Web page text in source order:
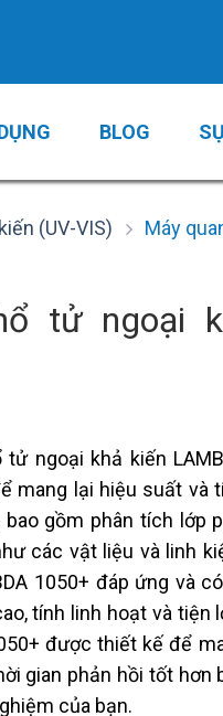
BLOG
(UV-VIS)
Máy
tử ngoại
tử ngoại khả kiến
mang lại hiệu suất và
bao gồm phân tích lớp
các vật liệu và linh
1050+ đáp ứng và
tính linh hoạt và tiện
được thiết kế để
gian phản hồi tốt
của bạn.